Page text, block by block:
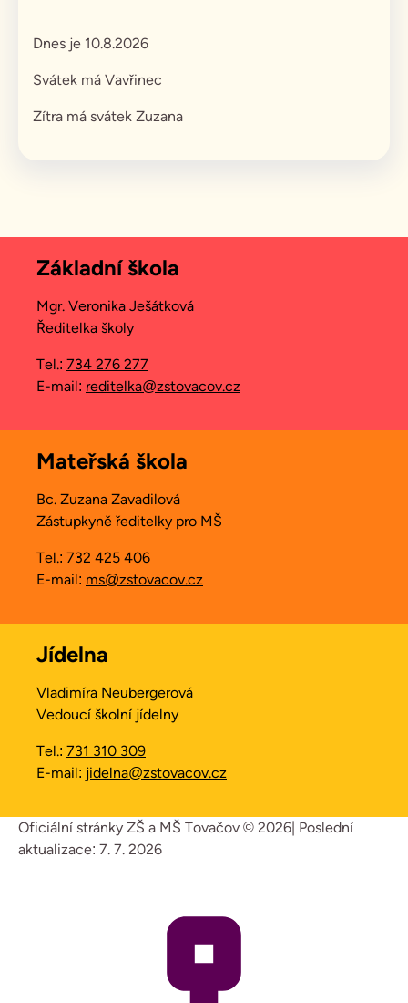
Dnes je 10.8.2026
Svátek má Vavřinec
Zítra má svátek Zuzana
Základní škola
Mgr. Veronika Ješátková
Ředitelka školy
Tel.: 734 276 277
E-mail: reditelka@zstovacov.cz
Mateřská škola
Bc. Zuzana Zavadilová
Zástupkyně ředitelky pro MŠ
Tel.: 732 425 406
E-mail: ms@zstovacov.cz
Jídelna
Vladimíra Neubergerová
Vedoucí školní jídelny
Tel.: 731 310 309
E-mail: jidelna@zstovacov.cz
Oficiální stránky ZŠ a MŠ Tovačov © 2026 Poslední
aktualizace: 7. 7. 2026